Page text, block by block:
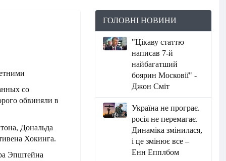
со
обвиняли в
Дональда
Хокинга.
Эпштейна
ГОЛОВНІ НОВИНИ
"Цікаву статтю
написав 7-й
найбагатший
боярин Московії" -
Джон Сміт
Україна не програє.
росія не перемагає.
Динаміка змінилася,
і це змінює все –
Енн Епплбом